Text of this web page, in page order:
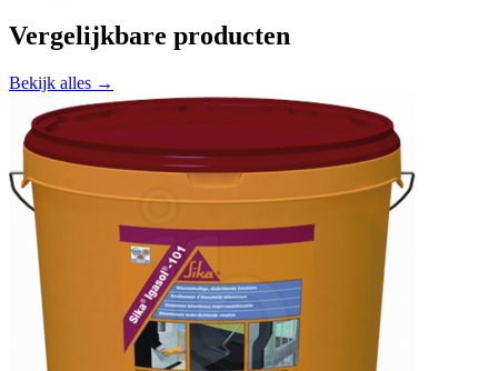
Vergelijkbare producten
Bekijk alles →